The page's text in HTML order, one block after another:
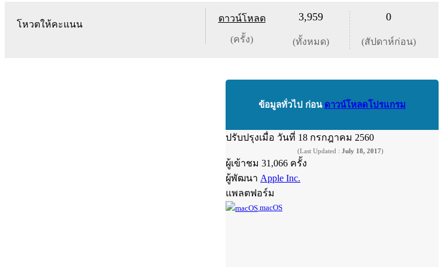
โหวตให้คะแนน
ดาวน์โหลด
(ครั้ง)
3,959
(ทั้งหมด)
0
(สัปดาห์ก่อน)
ข้อมูลทั่วไป ก่อน ดาวน์โหลดโปรแกรม
ปรับปรุงเมื่อ วันที่ 18 กรกฎาคม 2560
(Last Updated : July 18, 2017)
ผู้เข้าชม 31,066 ครั้ง
ผู้พัฒนา Apple Inc.
แพลตฟอร์ม
macOS